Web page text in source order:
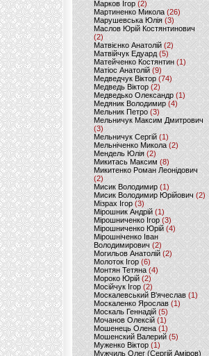
Марков Ігор (2)
Мартиненко Микола (26)
Марушевська Юлія (3)
Маслов Юрій Костянтинович
(2)
Матвієнко Анатолій (2)
Матвійчук Едуард(5)
Матейченко Костянтин (1)
Матіос Анатолій (9)
Медведчук Віктор(74)
Медведь Віктор (2)
Медведько Олександр (1)
Медяник Володимир(4)
Мельник Петро (3)
Мельничук Максим Дмитрович
(3)
Мельничук Сергій (1)
Мельніченко Микола (2)
Мендель Юлія (2)
Микитась Максим (8)
Микитенко Роман Леонідович
(2)
Мисик Володимир (1)
Мисик Володимир Юрійович(2)
Мізрах Ігор(3)
Мірошник Андрій(1)
Мірошниченко Ігор (3)
Мірошниченко Юрій(4)
Мірошніченко Іван
Володимирович (2)
Могильов Анатолій (2)
Молоток Ігор (6)
Монтян Тетяна (4)
Мороко Юрій(2)
Мосійчук Ігор (2)
Москалевський В'ячеслав (1)
Москаленко Ярослав (1)
Москаль Геннадій (5)
Мочанов Олексій(1)
Мошенець Олена(1)
Мошенский Валерий (5)
Муженко Віктор (1)
Мужчиль Олег (Сергій Аміров)